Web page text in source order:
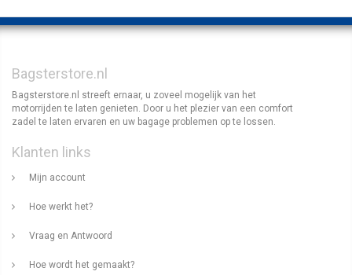
Bagsterstore.nl
Bagsterstore.nl streeft ernaar, u zoveel mogelijk van het
motorrijden te laten genieten. Door u het plezier van een comfort
zadel te laten ervaren en uw bagage problemen op te lossen.
Klanten links
Mijn account
Hoe werkt het?
Vraag en Antwoord
Hoe wordt het gemaakt?